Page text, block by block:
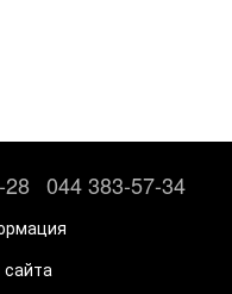
044 383-57-34